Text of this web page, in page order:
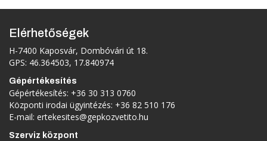
Elérhetőségek
H-7400 Kaposvár, Dombóvári út 18.
GPS: 46.364503, 17.840974
Gépértékesítés
Gépértékesítés: +36 30 313 0760
Központi irodai ügyintézés: +36 82 510 176
E-mail: ertekesites@gepkozvetito.hu
Szerviz központ